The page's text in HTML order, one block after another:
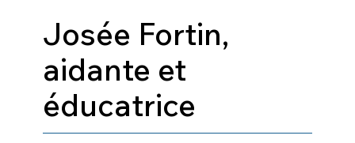
Josée Fortin,
aidante et
éducatrice